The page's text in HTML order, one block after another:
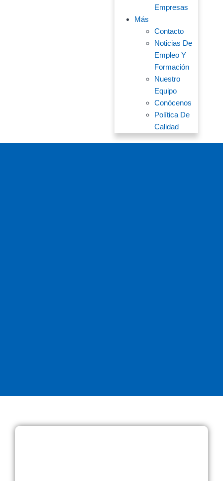
Empresas
Más
Contacto
Noticias De
Empleo Y
Formación
Nuestro
Equipo
Conócenos
Política De
Calidad